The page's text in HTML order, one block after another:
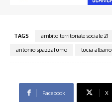
TAGS ambito territoriale sociale 21
antonio spazzafumo
lucia albano
Facebook X